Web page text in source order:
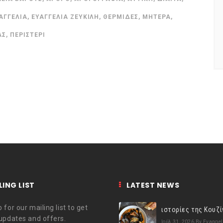
, ΕΥΑΓΓΕΛΊΑ ΖΕΥΚΙΛΉ , ΘΕΡΜΊΔΕΣ , ΜΗΤΈΡΑ,
, ΠΕΡΙΣΤΈΡΙ
LIST
for our mailing list to get
and offers.
LATEST NEWS
Ιούλ 31, 2026 By